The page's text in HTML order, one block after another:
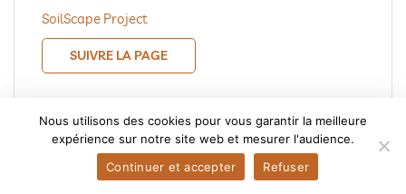
SoilScape Project
SUIVRE LA PAGE
Nous utilisons des cookies pour vous garantir la meilleure
expérience sur notre site web et mesurer l'audience.
Continuer et accepter
Refuser